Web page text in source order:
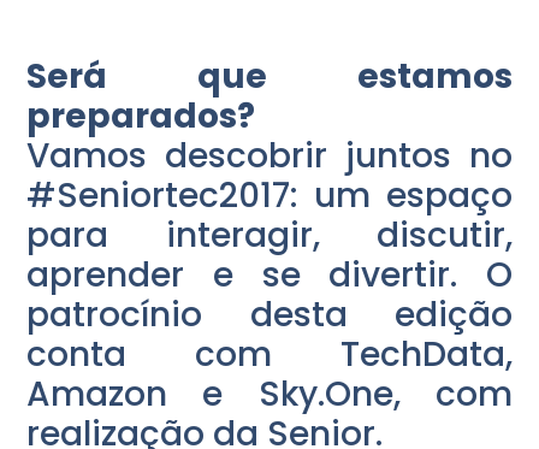
Será que estamos
preparados?
Vamos descobrir juntos no
#Seniortec2017: um espaço
para interagir, discutir,
aprender e se divertir. O
patrocínio desta edição
conta com TechData,
Amazon e Sky.One, com
realização da Senior.